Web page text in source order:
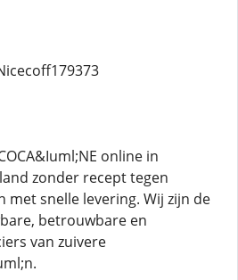
online in
zonder recept tegen
met snelle levering. Wij zijn de
betrouwbare en
van zuivere